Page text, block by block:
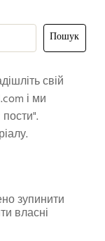
Пошук
свій
і ми
зупинити
власні